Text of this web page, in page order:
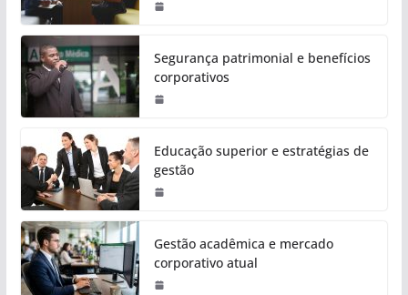
Segurança patrimonial e benefícios
corporativos
Educação superior e estratégias de
gestão
Gestão acadêmica e mercado
corporativo atual